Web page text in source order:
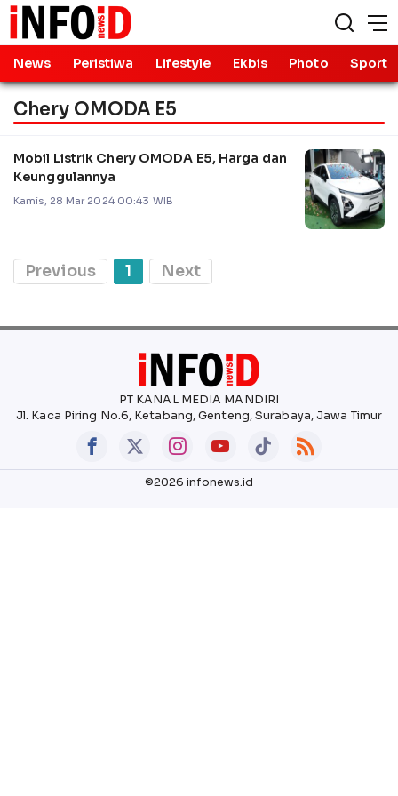
News Peristiwa Lifestyle Ekbis Photo Sport
Chery OMODA E5
Mobil Listrik Chery OMODA E5, Harga dan
Keunggulannya
Kamis, 28 Mar 2024 00:43 WIB
Previous 1 Next
PT KANAL MEDIA MANDIRI
Jl. Kaca Piring No.6, Ketabang, Genteng, Surabaya, Jawa Timur
©2026 infonews.id